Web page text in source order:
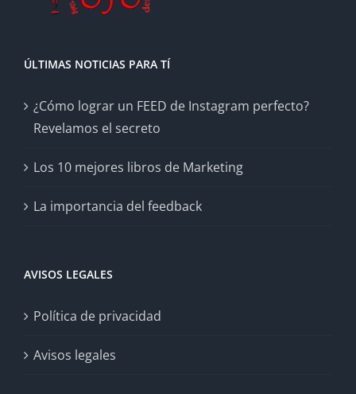
ÚLTIMAS NOTICIAS PARA TÍ
¿Cómo lograr un FEED de Instagram perfecto?
Revelamos el secreto
Los 10 mejores libros de Marketing
La importancia del feedback
AVISOS LEGALES
Política de privacidad
Avisos legales